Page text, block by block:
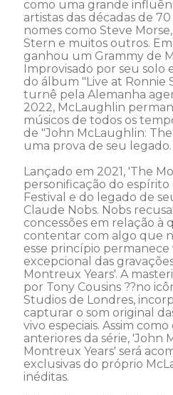
como uma grande
artistas das décadas de
nomes como Steve
Stern e muitos outros.
ganhou um Grammy de
Improvisado por seu solo
do álbum "Live at Ronnie
turnê pela Alemanha
2022, McLaughlin
músicos de todos os
de "John McLaughlin:
uma prova de seu legado.
Lançado em 2021, 'The
personificação do
Festival e do legado de
Claude Nobs. Nobs
concessões em relação à
contentar com algo que
esse princípio
excepcional das
Montreux Years'. A
por Tony Cousins ??no
Studios de Londres,
capturar o som original
vivo especiais. Assim
anteriores da série, 'John
Montreux Years' será
exclusivas do próprio
inéditas.